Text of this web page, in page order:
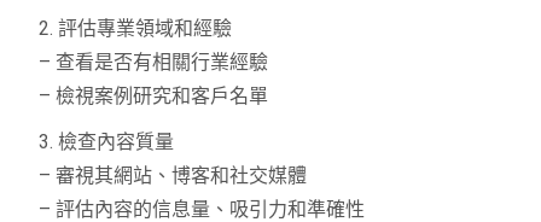
2. 評估專業領域和經驗
– 查看是否有相關行業經驗
– 檢視案例研究和客戶名單
3. 檢查內容質量
– 審視其網站、博客和社交媒體
– 評估內容的信息量、吸引力和準確性